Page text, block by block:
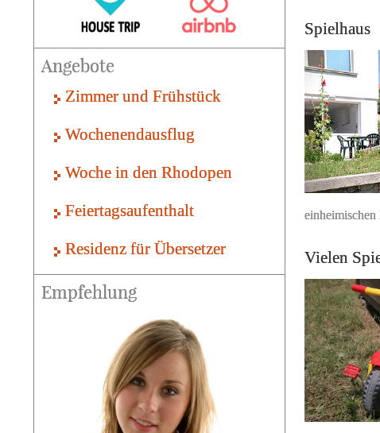
Spielhaus
Vielen
Angebote
Zimmer und Frühstück
Wochenendausflug
Woche in den Rhodopen
Feiertagsaufenthalt
Residenz für Übersetzer
Empfehlung